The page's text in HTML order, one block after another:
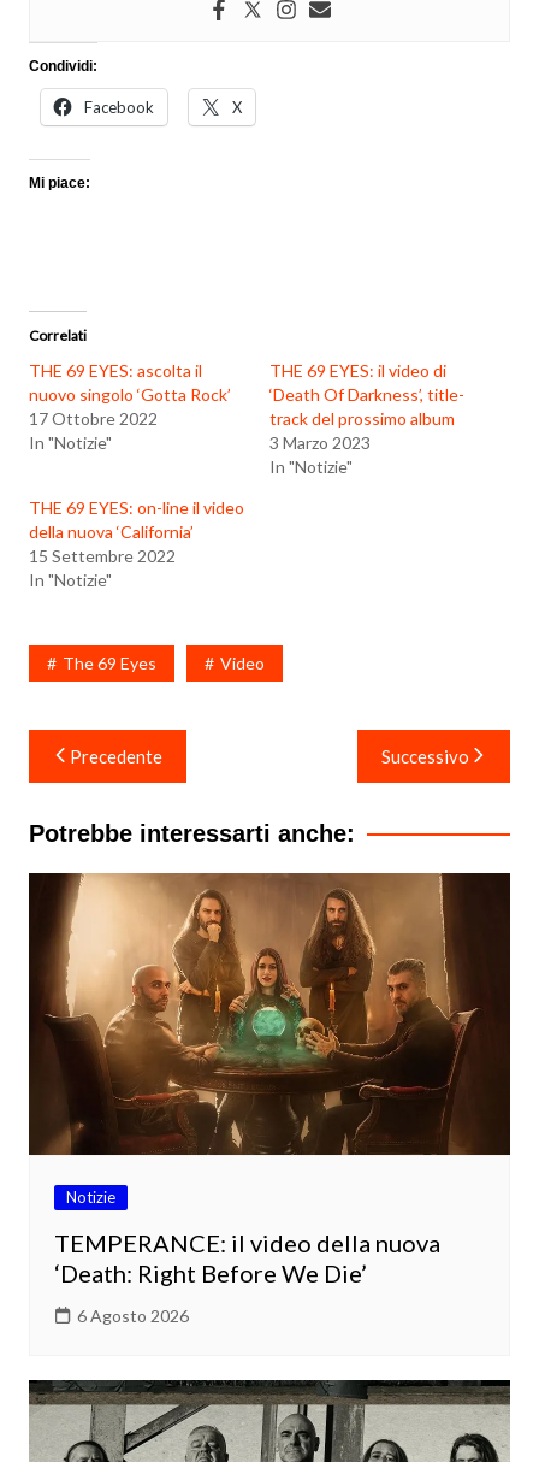
Condividi:
Facebook X
Mi piace:
Correlati
THE 69 EYES: ascolta il
nuovo singolo ‘Gotta Rock’
17 Ottobre 2022
In "Notizie"
THE 69 EYES: il video di
‘Death Of Darkness’, title-
track del prossimo album
3 Marzo 2023
In "Notizie"
THE 69 EYES: on-line il video
della nuova ‘California’
15 Settembre 2022
In "Notizie"
The 69 Eyes Video
Navigazione
articoli
Precedente Successivo
Potrebbe interessarti anche:
Notizie
TEMPERANCE: il video della nuova
‘Death: Right Before We Die’
6 Agosto 2026